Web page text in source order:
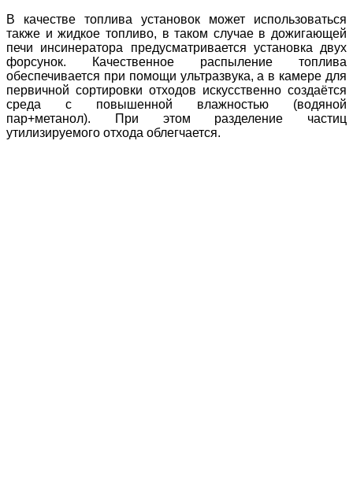
В качестве топлива установок может использоваться
также и жидкое топливо, в таком случае в дожигающей
печи инсинератора предусматривается установка двух
форсунок. Качественное распыление топлива
обеспечивается при помощи ультразвука, а в камере для
первичной сортировки отходов искусственно создаётся
среда с повышенной влажностью (водяной
пар+метанол). При этом разделение частиц
утилизируемого отхода облегчается.